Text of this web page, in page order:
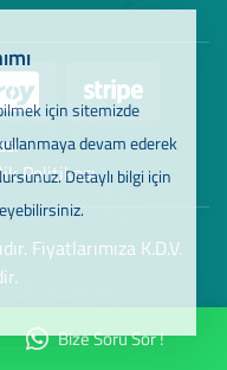
Bize Soru Sor !
Politikası
Fiyatlarımıza K.D.V.
için sitemizde
devam ederek
Detaylı bilgi için